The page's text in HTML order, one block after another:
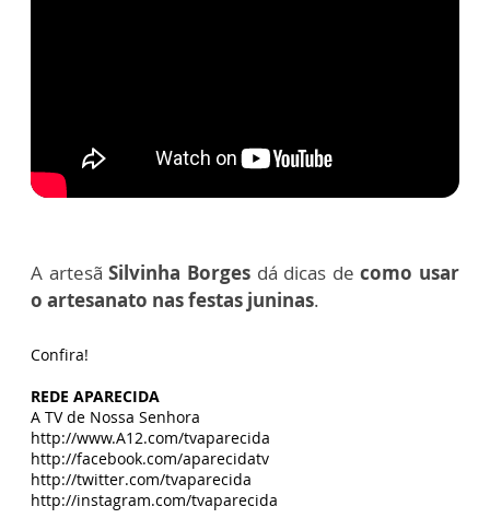
A artesãSilvinha Borgesdá dicas decomo usar
o artesanato nas festas juninas.
Confira!
REDE APARECIDA
A TV de Nossa Senhora
http://www.A12.com/tvaparecida
http://facebook.com/aparecidatv
http://twitter.com/tvaparecida
http://instagram.com/tvaparecida